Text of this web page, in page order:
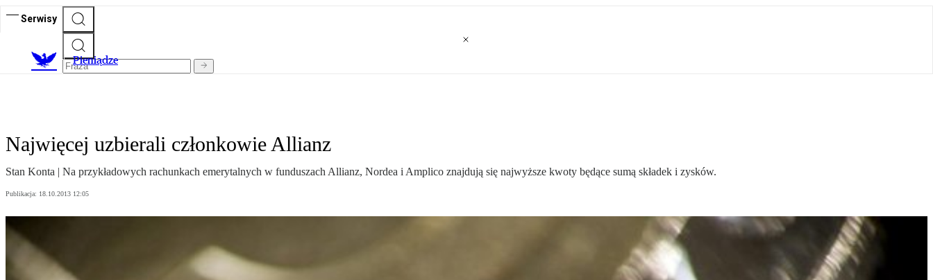
Serwisy
Pieniądze
Najwięcej uzbierali członkowie Allianz
Stan Konta | Na przykładowych rachunkach emerytalnych w funduszach Allianz, Nordea i Amplico znajdują się najwyższe kwoty będące sumą składek i zysków.
Publikacja: 18.10.2013 12:05